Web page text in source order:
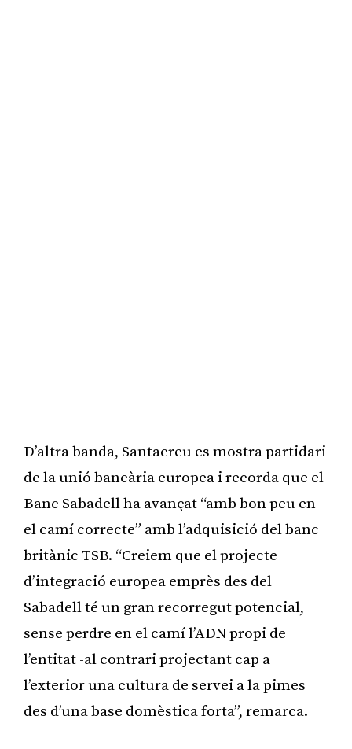
D’altra banda, Santacreu es mostra partidari
de la unió bancària europea i recorda que el
Banc Sabadell ha avançat “amb bon peu en
el camí correcte” amb l’adquisició del banc
britànic TSB. “Creiem que el projecte
d’integració europea emprès des del
Sabadell té un gran recorregut potencial,
sense perdre en el camí l’ADN propi de
l’entitat -al contrari projectant cap a
l’exterior una cultura de servei a la pimes
des d’una base domèstica forta”, remarca.